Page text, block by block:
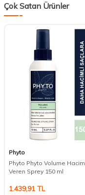
Çok Satan Ürünler
Phyto
Phyto Phyto Volume Hacim
Veren Sprey 150 ml
1.439,91 TL